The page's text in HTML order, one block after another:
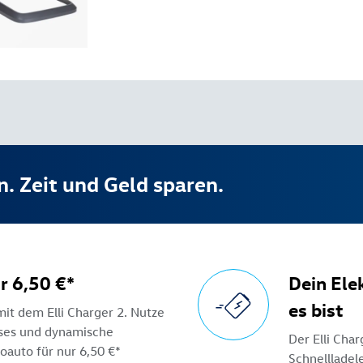
Zeit und Geld sparen.
6,50 €*
dem Elli Charger 2. Nutze
und dynamische
für nur 6,50 €*
Dein
es bist
Der Elli